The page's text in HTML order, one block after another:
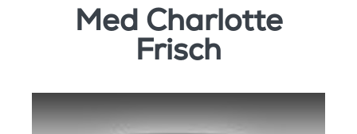
Med Charlotte
Frisch